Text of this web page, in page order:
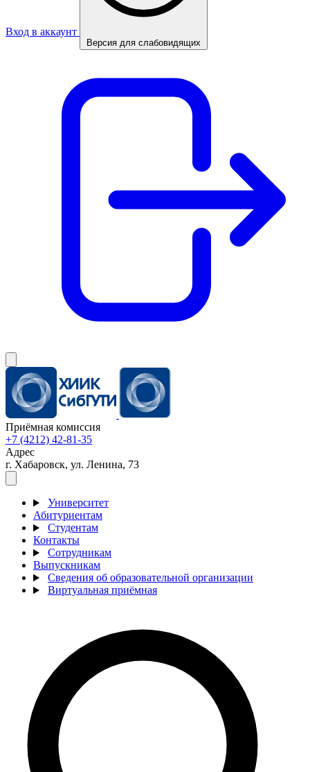
Вход в аккаунт
Версия для слабовидящих
Приёмная комиссия
+7 (4212) 42-81-35
Адрес
г. Хабаровск, ул. Ленина, 73
Университет
Абитуриентам
Студентам
Контакты
Сотрудникам
Выпускникам
Сведения об образовательной организации
Виртуальная приёмная